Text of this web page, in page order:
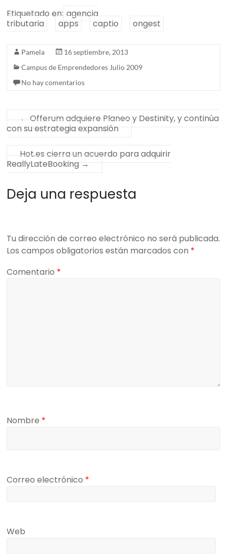
Etiquetado en: agencia
tributaria
apps captio ongest
Pamela
16 septiembre, 2013
Campus de Emprendedores Julio 2009
No hay comentarios
←
Offerum adquiere Planeo y Destinity, y continúa
con su estrategia expansión
Hot.es cierra un acuerdo para adquirir
ReallyLateBooking →
Deja una respuesta
Tu dirección de correo electrónico no será publicada.
Los campos obligatorios están marcados con *
Comentario *
Nombre *
Correo electrónico *
Web